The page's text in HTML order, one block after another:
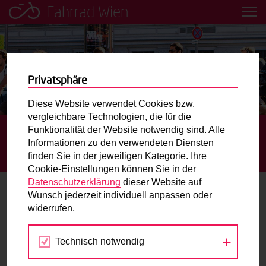
Fahrrad Wien
Leih dir einfach ein Transportfahrrad in deiner Nähe aus!
Mobilitätsbildung für Kinder und
Jugendliche
Radweg-Projektkarte
Routenplaner
Mit dem Fahrrad in Wien unterwegs? Hier finden Sie die
beste Route.
Wunschbox
Sie haben ein Anliegen zum Radverkehr? Schreiben Sie
STARTSEITE AKTUELLES
MEHR KOMFORT DURCH
ENTFLECHTUNG VON RAD- UND FUSSVERKEHR AN K
REUZUNG PRATERSTERN/NORDBAHNSTRASSE
Mehr Komfort durch Entflechtung von
Rad- und Fußverkehr an Kreuzung
Praterstern/Nordbahnstraße
Privatsphäre
Diese Website verwendet Cookies bzw.
vergleichbare Technologien, die für die
Funktionalität der Website notwendig sind. Alle
Informationen zu den verwendeten Diensten
finden Sie in der jeweiligen Kategorie. Ihre
Cookie-Einstellungen können Sie in der
Datenschutzerklärung dieser Website auf
Wunsch jederzeit individuell anpassen oder
widerrufen.
Technisch notwendig